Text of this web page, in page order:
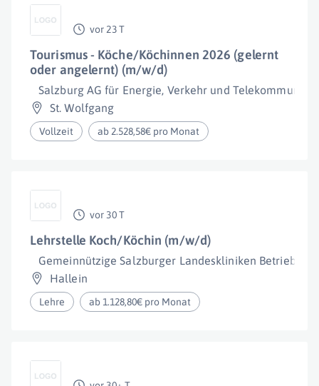
vor 23 T
Tourismus - Köche/Köchinnen 2026 (gelernt
oder angelernt) (m/w/d)
Salzburg AG für Energie, Verkehr und
St. Wolfgang
Vollzeit ab 2.528,58€ pro Monat
vor 30 T
Lehrstelle Koch/Köchin (m/w/d)
Gemeinnützige Salzburger Landeskliniken
Hallein
Lehre ab 1.128,80€ pro Monat